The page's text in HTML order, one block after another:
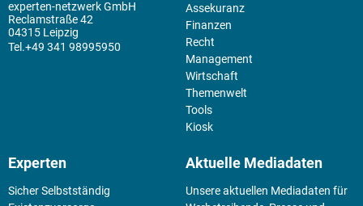
experten-netzwerk GmbH
Reclamstraße 42
04315 Leipzig
+49 341 98995950
Assekuranz
Finanzen
Recht
Management
Wirtschaft
Themenwelt
Tools
Kiosk
Experten
Sicher Selbstständig
Aktuelle Mediadaten
Unsere aktuellen Mediadaten für